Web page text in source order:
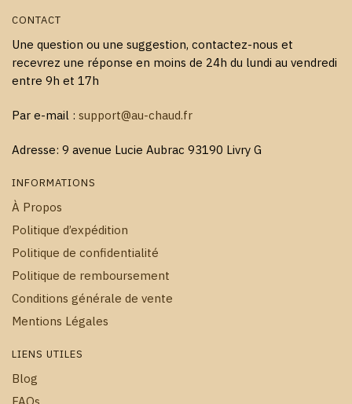
CONTACT
Une question ou une suggestion, contactez-nous et
recevrez une réponse en moins de 24h du lundi au vendredi
entre 9h et 17h
Par e-mail : support@au-chaud.fr
Adresse: 9 avenue Lucie Aubrac 93190 Livry G
INFORMATIONS
À Propos
Politique d’expédition
Politique de confidentialité
Politique de remboursement
Conditions générale de vente
Mentions Légales
LIENS UTILES
Blog